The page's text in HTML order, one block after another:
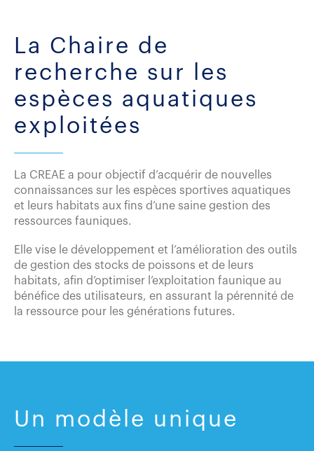
La Chaire de
recherche sur les
espèces aquatiques
exploitées
La CREAE a pour objectif d’acquérir de nouvelles
connaissances sur les espèces sportives aquatiques
et leurs habitats aux fins d’une saine gestion des
ressources fauniques.
Elle vise le développement et l’amélioration des outils
de gestion des stocks de poissons et de leurs
habitats, afin d’optimiser l’exploitation faunique au
bénéfice des utilisateurs, en assurant la pérennité de
la ressource pour les générations futures.
Un modèle unique